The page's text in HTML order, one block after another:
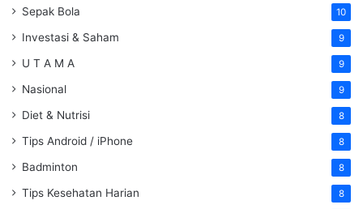
Sepak Bola 10
Investasi & Saham 9
U T A M A 9
Nasional 9
Diet & Nutrisi 8
Tips Android / iPhone 8
Badminton 8
Tips Kesehatan Harian 8